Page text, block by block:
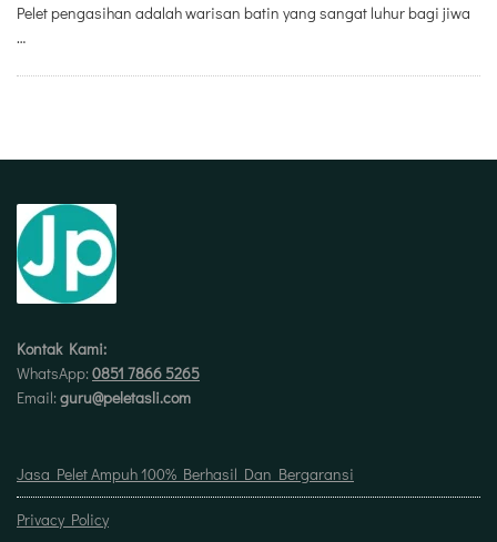
Pelet pengasihan adalah warisan batin yang sangat luhur bagi jiwa
…
Kontak Kami:
WhatsApp: 0851 7866 5265
Email: guru@peletasli.com
Jasa Pelet Ampuh 100% Berhasil Dan Bergaransi
Privacy Policy